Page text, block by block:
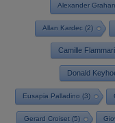
Alexander
Allan Kardec (2)
Camille
Donald
Eusapia Palladino (3)
Gerard Croiset(5)